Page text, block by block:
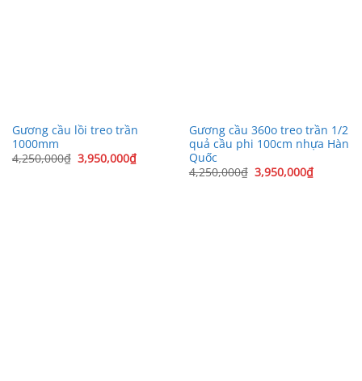
Gương cầu lồi treo trần
1000mm
4,250,000₫ Giá
gốc
3,950,000₫Giá
hiện
Gương cầu 360o treo trần 1/2
quả cầu phi 100cm nhựa Hàn
Quốc
4,250,000₫ Giá
gốc
3,950,000₫Giá
hiện